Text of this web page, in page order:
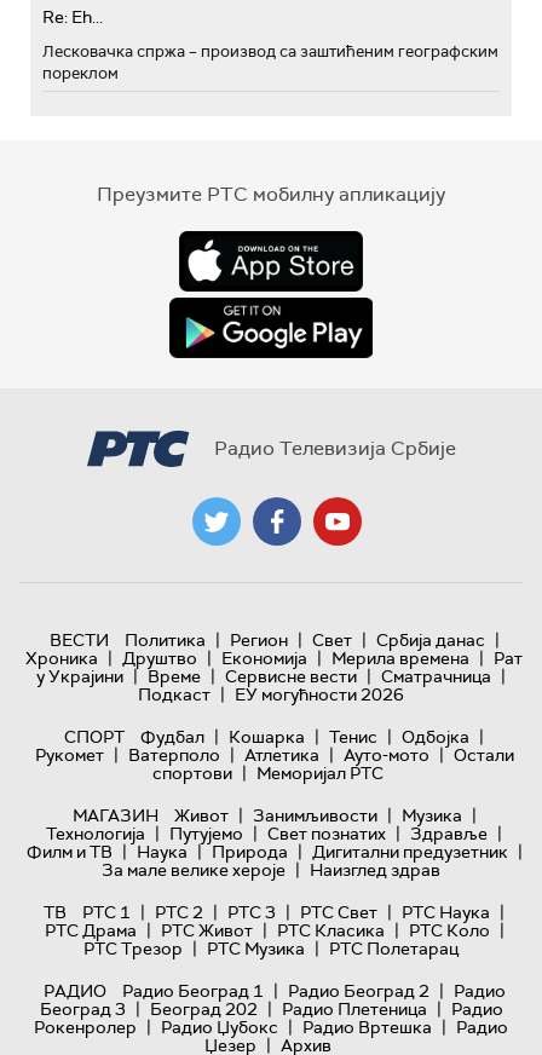
Re: Eh...
Лесковачка спржа – производ са заштићеним географским
пореклом
Преузмите РТС мобилну апликацију
Радио Телевизија Србије
ВЕСТИ Политика | Регион | Свет | Србија данас |
Хроника | Друштво | Економија | Мерила времена | Рат
у Украјини | Време | Сервисне вести | Сматрачница |
Подкаст | ЕУ могућности 2026
СПОРТ
Фудбал | Кошарка | Тенис | Одбојка |
Рукомет | Ватерполо | Атлетика | Ауто-мото | Остали
спортови | Меморијал РТС
МАГАЗИН
Живот | Занимљивости | Музика |
Технологијa | Путујемо | Свет познатих | Здравље |
Филм и ТВ | Наука | Природа | Дигитални предузетник |
За мале велике хероје | Наизглед здрав
ТВ
РТС 1 | РТС 2 | РТС 3 | РТС Свет | РТС Наука |
РТС Драма | РТС Живот | РТС Класика | РТС Коло |
РТС Трезор | РТС Музика | РТС Полетарац
РАДИО
Радио Београд 1 | Радио Београд 2 | Радио
Београд 3 | Београд 202 | Радио Плетеница | Радио
Рокенролер | Радио Џубокс | Радио Вртешка | Радио
Џезер | Архив